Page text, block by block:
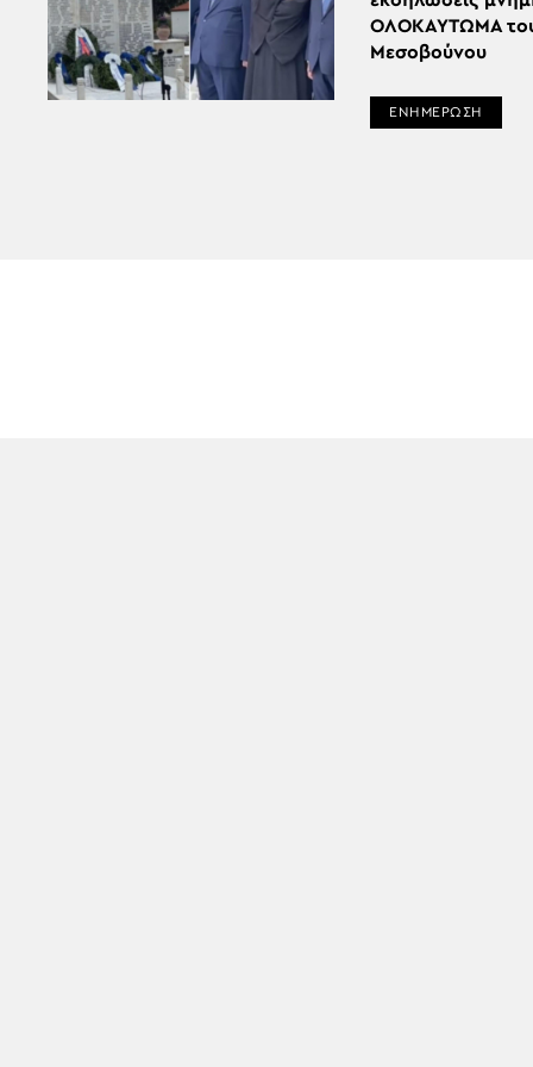
ΟΛΟΚΑΥΤΩΜΑ
Μεσοβούνου
ΕΝΗΜΕΡΩΣΗ